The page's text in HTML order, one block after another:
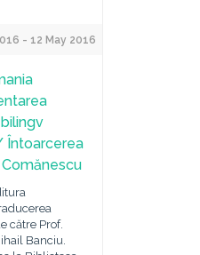
- 12 May 2016
Întoarcerea
către Prof.
Banciu.